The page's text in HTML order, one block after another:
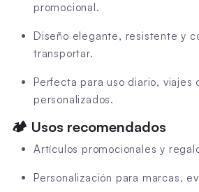
promocional.
Diseño elegante, resistente y
transportar.
Perfecta para uso diario, viajes
personalizados.
🏕️ Usos recomendados
Artículos promocionales y
Personalización para marcas,